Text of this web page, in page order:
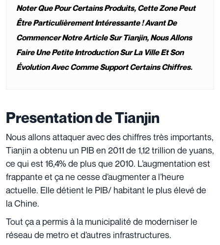
Noter Que Pour Certains Produits, Cette Zone Peut
Être Particulièrement Intéressante ! Avant De
Commencer Notre Article Sur Tianjin, Nous Allons
Faire Une Petite Introduction Sur La Ville Et Son
Évolution Avec Comme Support Certains Chiffres.
Presentation de Tianjin
Nous allons attaquer avec des chiffres très importants,
Tianjin a obtenu un PIB en 2011 de 1,12 trillion de yuans,
ce qui est 16,4% de plus que 2010. L’augmentation est
frappante et ça ne cesse d’augmenter a l’heure
actuelle. Elle détient le PIB/ habitant le plus élevé de
la Chine.
Tout ça a permis à la municipalité de moderniser le
réseau de metro et d’autres infrastructures.